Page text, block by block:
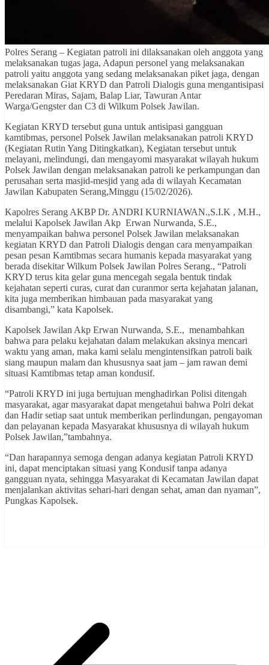
Polres Serang – Kegiatan patroli ini dilaksanakan oleh anggota yang
melaksanakan tugas jaga, Adapun personel yang melaksanakan
patroli yaitu anggota yang sedang melaksanakan piket jaga, dengan
melaksanakan Giat KRYD dan Patroli Dialogis guna mengantisipasi
Peredaran Miras, Sajam, Balap Liar, Tawuran Antar
Warga/Gengster dan C3 di Wilkum Polsek Jawilan.
Kegiatan KRYD tersebut guna untuk antisipasi gangguan
kamtibmas, personel Polsek Jawilan melaksanakan patroli KRYD
(Kegiatan Rutin Yang Ditingkatkan), Kegiatan tersebut untuk
melayani, melindungi, dan mengayomi masyarakat wilayah hukum
Polsek Jawilan dengan melaksanakan patroli ke perkampungan dan
perusahan serta masjid-mesjid yang ada di wilayah Kecamatan
Jawilan Kabupaten Serang,Minggu (15/02/2026).
Kapolres Serang AKBP Dr. ANDRI KURNIAWAN.,S.I.K , M.H.,
melalui Kapolsek Jawilan Akp Erwan Nurwanda, S.E.,
menyampaikan bahwa personel Polsek Jawilan melaksanakan
kegiatan KRYD dan Patroli Dialogis dengan cara menyampaikan
pesan pesan Kamtibmas secara humanis kepada masyarakat yang
berada disekitar Wilkum Polsek Jawilan Polres Serang., “Patroli
KRYD terus kita gelar guna mencegah segala bentuk tindak
kejahatan seperti curas, curat dan curanmor serta kejahatan jalanan,
kita juga memberikan himbauan pada masyarakat yang
disambangi,” kata Kapolsek.
Kapolsek Jawilan Akp Erwan Nurwanda, S.E., menambahkan
bahwa para pelaku kejahatan dalam melakukan aksinya mencari
waktu yang aman, maka kami selalu mengintensifkan patroli baik
siang maupun malam dan khususnya saat jam – jam rawan demi
situasi Kamtibmas tetap aman kondusif.
“Patroli KRYD ini juga bertujuan menghadirkan Polisi ditengah
masyarakat, agar masyarakat dapat mengetahui bahwa Polri dekat
dan Hadir setiap saat untuk memberikan perlindungan, pengayoman
dan pelayanan kepada Masyarakat khususnya di wilayah hukum
Polsek Jawilan,”tambahnya.
“Dan harapannya semoga dengan adanya kegiatan Patroli KRYD
ini, dapat menciptakan situasi yang Kondusif tanpa adanya
gangguan nyata, sehingga Masyarakat di Kecamatan Jawilan dapat
menjalankan aktivitas sehari-hari dengan sehat, aman dan nyaman”,
Pungkas Kapolsek.